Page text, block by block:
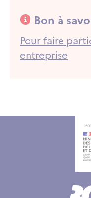
Bon à
Bon à savoir
Pour faire
entreprise
Autres
Autres